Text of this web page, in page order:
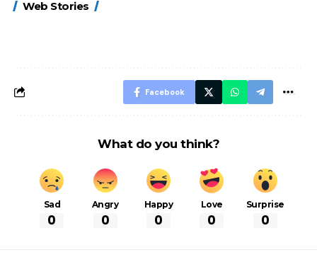
Web Stories
FASTag के ये नए
Facebook
What do you think?
Sad
0
Angry
0
Happy
0
Love
0
Surprise
0